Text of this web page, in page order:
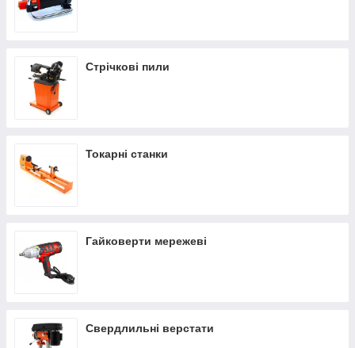
Стрічкові пили
Токарні станки
Гайковерти мережеві
Свердлильні верстати